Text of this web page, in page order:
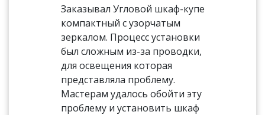
Заказывал Угловой шкаф-купе
компактный с узорчатым
зеркалом. Процесс установки
был сложным из-за проводки,
для освещения которая
представляла проблему.
Мастерам удалось обойти эту
проблему и установить шкаф